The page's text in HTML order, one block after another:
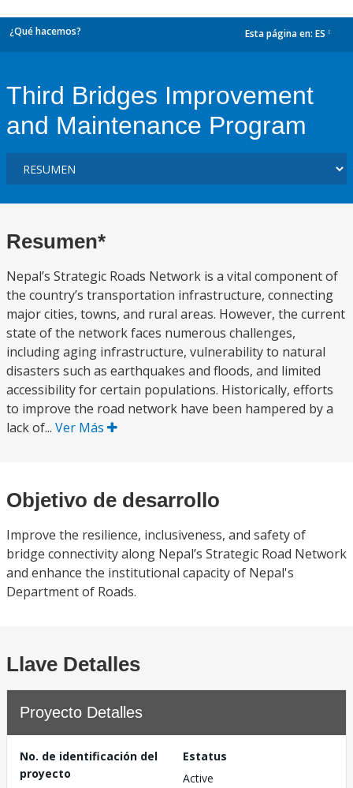
¿Qué hacemos? Esta página en: ES
Third Bridges Improvement
and Maintenance Program
Resumen*
Nepal’s Strategic Roads Network is a vital component of
the country’s transportation infrastructure, connecting
major cities, towns, and rural areas. However, the current
state of the network faces numerous challenges,
including aging infrastructure, vulnerability to natural
disasters such as earthquakes and floods, and limited
accessibility for certain populations. Historically, efforts
to improve the road network have been hampered by a
lack of... Ver Más
Objetivo de desarrollo
Improve the resilience, inclusiveness, and safety of
bridge connectivity along Nepal’s Strategic Road Network
and enhance the institutional capacity of Nepal's
Department of Roads.
Llave Detalles
Proyecto Detalles
No. de identificación del
proyecto
Estatus
Active